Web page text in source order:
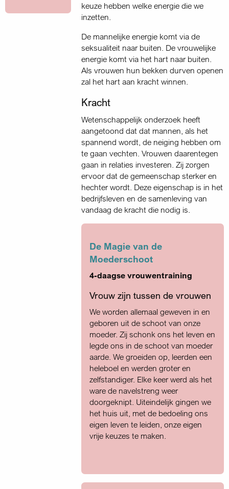
keuze hebben welke energie die we
inzetten.
De mannelijke energie komt via de
seksualiteit naar buiten. De vrouwelijke
energie komt via het hart naar buiten.
Als vrouwen hun bekken durven openen
zal het hart aan kracht winnen.
Kracht
Wetenschappelijk onderzoek heeft
aangetoond dat dat mannen, als het
spannend wordt, de neiging hebben om
te gaan vechten. Vrouwen daarentegen
gaan in relaties investeren. Zij zorgen
ervoor dat de gemeenschap sterker en
hechter wordt. Deze eigenschap is in het
bedrijfsleven en de samenleving van
vandaag de kracht die nodig is.
De Magie van de
Moederschoot
4-daagse vrouwentraining
Vrouw zijn tussen de vrouwen
We worden allemaal geweven in en
geboren uit de schoot van onze
moeder. Zij schonk ons het leven en
legde ons in de schoot van moeder
aarde. We groeiden op, leerden een
heleboel en werden groter en
zelfstandiger. Elke keer werd als het
ware de navelstreng weer
doorgeknipt. Uiteindelijk gingen we
het huis uit, met de bedoeling ons
eigen leven te leiden, onze eigen
vrije keuzes te maken.